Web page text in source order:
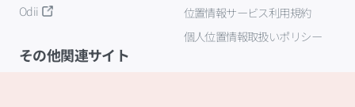
Odii
位置情報サービス利用規約
個人位置情報取扱いポリシー
その他関連サイト